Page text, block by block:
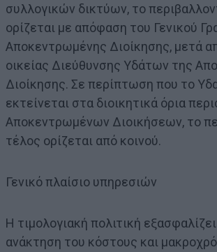
συλλογικών δικτύων, το
ορίζεται με απόφαση του Γενικού
Αποκεντρωμένης Διοίκησης, μετά
οικείας Διεύθυνσης Υδάτων της
Διοίκησης. Σε περίπτωση που το
εκτείνεται στα διοικητικά όρια
Αποκεντρωμένων Διοικήσεων, το
τέλος ορίζεται από κοινού.
Γενικό πλαίσιο υπηρεσιών
Η τιμολογιακή πολιτική
ανάκτηση του κόστους και